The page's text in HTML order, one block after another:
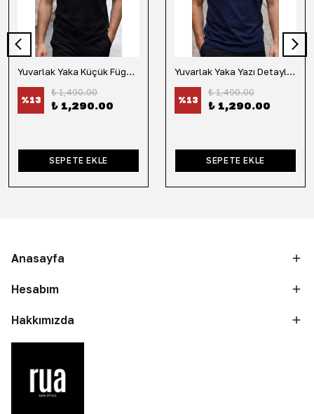
Yuvarlak Yaka Küçük Fügür Detaylı Tişört-Siyah
%13
₺ 1,490.00
₺ 1,290.00
SEPETE EKLE
Yuvarlak Yaka Yazı Detaylı Tişört-Lacivert
%13
₺ 1,490.00
₺ 1,290.00
SEPETE EKLE
Anasayfa
Hesabım
Hakkımızda